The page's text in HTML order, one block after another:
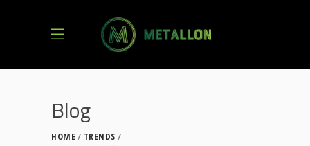
Blog
HOME
TRENDS